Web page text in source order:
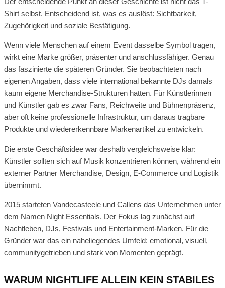
Shirt selbst. Entscheidend ist, was es auslöst: Sichtbarkeit,
Zugehörigkeit und soziale Bestätigung.
Wenn viele Menschen auf einem Event dasselbe Symbol tragen,
wirkt eine Marke größer, präsenter und anschlussfähiger. Genau
das faszinierte die späteren Gründer. Sie beobachteten nach
eigenen Angaben, dass viele international bekannte DJs damals
kaum eigene Merchandise-Strukturen hatten. Für Künstlerinnen
und Künstler gab es zwar Fans, Reichweite und Bühnenpräsenz,
aber oft keine professionelle Infrastruktur, um daraus tragbare
Produkte und wiedererkennbare Markenartikel zu entwickeln.
Die erste Geschäftsidee war deshalb vergleichsweise klar:
Künstler sollten sich auf Musik konzentrieren können, während ein
externer Partner Merchandise, Design, E-Commerce und Logistik
übernimmt.
2015 starteten Vandecasteele und Callens das Unternehmen unter
dem Namen Night Essentials. Der Fokus lag zunächst auf
Nachtleben, DJs, Festivals und Entertainment-Marken. Für die
Gründer war das ein naheliegendes Umfeld: emotional, visuell,
communitygetrieben und stark von Momenten geprägt.
WARUM NIGHTLIFE ALLEIN KEIN STABILES